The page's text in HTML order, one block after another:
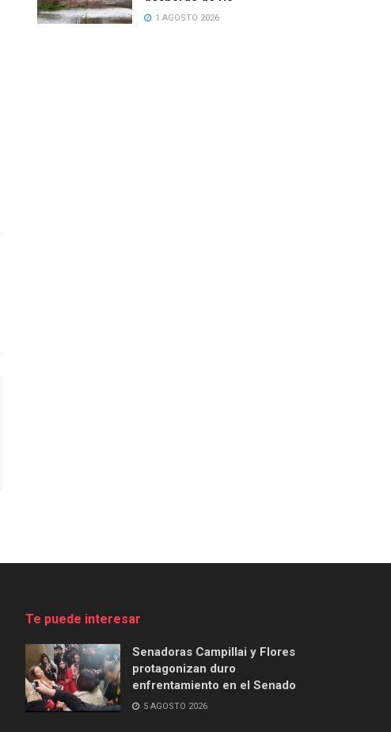
1 AGOSTO 2026
Te puede interesar
Senadoras Campillai y Flores
protagonizan duro
enfrentamiento en el Senado
5 AGOSTO 2026